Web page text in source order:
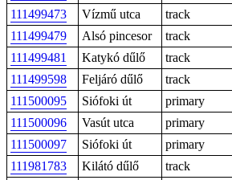
111499473
Vízmű utca
track
111499479
Alsó pincesor track
111499481
Katykó dűlő
track
111499598
Feljáró dűlő
track
111500095
Siófoki út primary
111500096
Vasút utca primary
111500097
Siófoki út primary
111981783
Kilátó dűlő
track